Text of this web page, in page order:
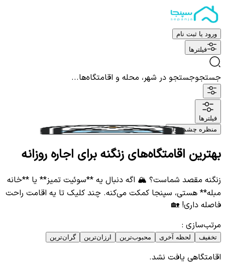
ورود یا ثبت نام
فیلترها
جستجوجستجو در شهر، محله و اقامتگاه‌ها...
فیلترها
منظره چشم نواز
بهترین اقامتگاه‌های زنگنه برای اجاره روزانه
زنگنه مقصد شماست؟ 🏔️ اگه دنبال یه **سوئیت تمیز** یا **خانه
مبله** هستی، سپنجا کمکت می‌کنه. چند کلیک تا یه اقامت راحت
فاصله داری! 🏡
مرتب‌سازی :
تخفیف لحظه آخری محبوب‌ترین ارزان‌ترین گران‌ترین
اقامتگاهی یافت نشد.